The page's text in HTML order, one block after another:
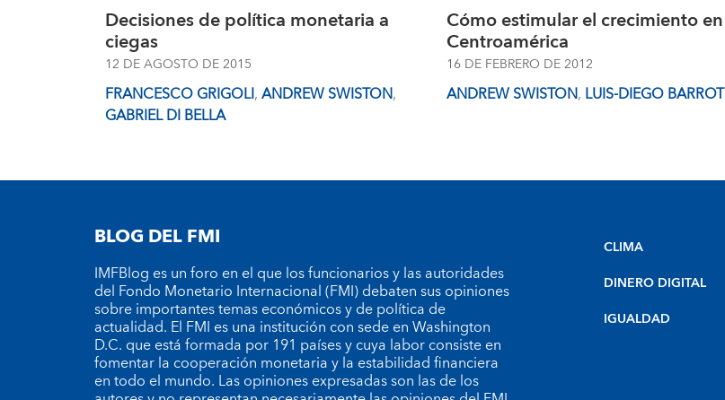
Decisiones de política monetaria a
ciegas
12 DE AGOSTO DE 2015
FRANCESCO GRIGOLI,ANDREW SWISTON,
GABRIEL DI BELLA
Cómo estimular el crecimiento en
Centroamérica
16 DE FEBRERO DE 2012
ANDREW SWISTON, LUIS-DIEGO BARROT
BLOG DEL FMI
IMFBlog es un foro en el que los funcionarios y las autoridades
del Fondo Monetario Internacional (FMI) debaten sus opiniones
sobre importantes temas económicos y de política de
actualidad. El FMI es una institución con sede en Washington
D.C. que está formada por 191 países y cuya labor consiste en
fomentar la cooperación monetaria y la estabilidad financiera
en todo el mundo. Las opiniones expresadas son las de los
CLIMA
DINERO DIGITAL
IGUALDAD